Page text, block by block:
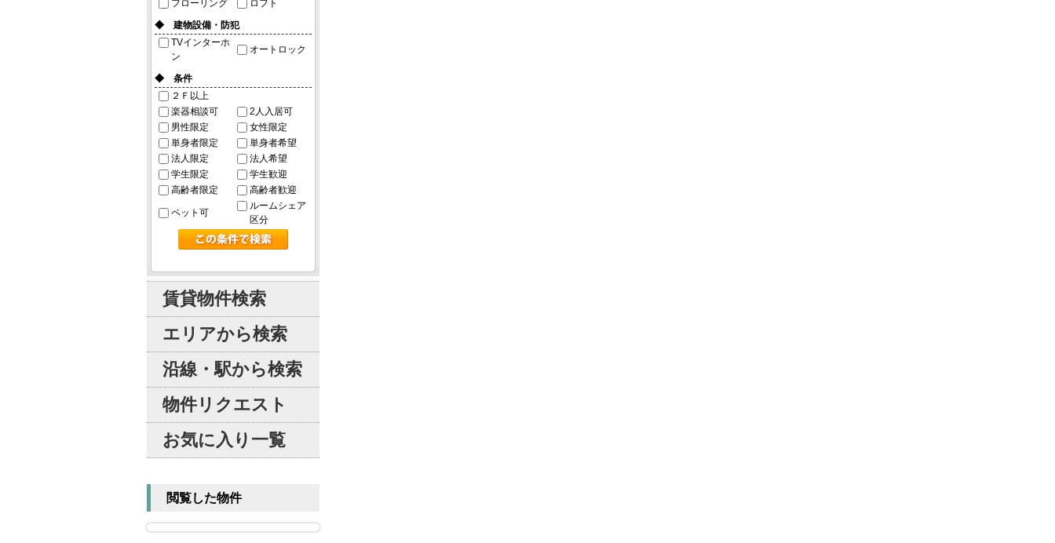
フローリング
ロフト
◆ 建物設備・防犯
TVインターホ
ン
オートロック
◆ 条件
２Ｆ以上
楽器相談可
2人入居可
男性限定
女性限定
単身者限定
単身者希望
法人限定
法人希望
学生限定
学生歓迎
高齢者限定
高齢者歓迎
ペット可
ルームシェア
区分
賃貸物件検索
エリアから検索
沿線・駅から検索
物件リクエスト
お気に入り一覧
閲覧した物件